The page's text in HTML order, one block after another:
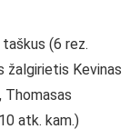
(6 rez.
žalgirietis Kevinas
Thomasas
atk. kam.)